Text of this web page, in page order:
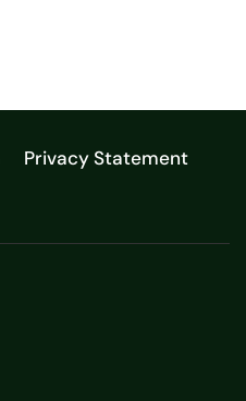
Privacy Statement